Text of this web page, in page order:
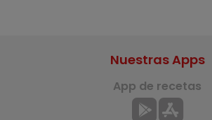
Nuestras Apps
App de recetas